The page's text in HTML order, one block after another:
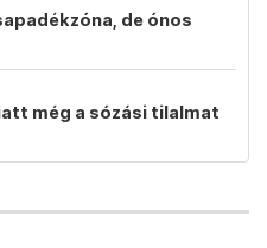
de ónos
még a sózási tilalmat